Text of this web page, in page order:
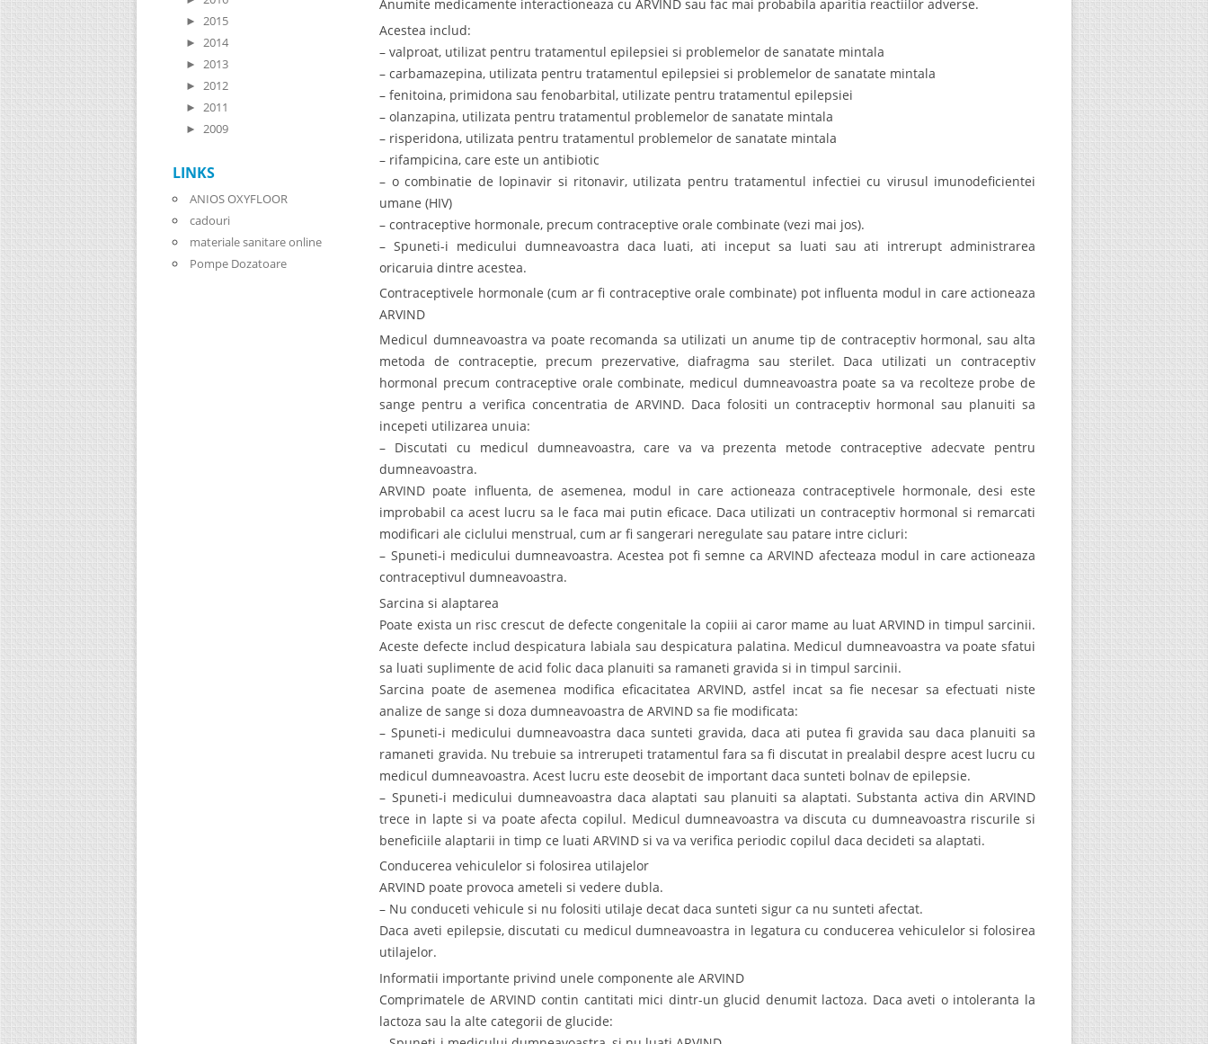
Anumite medicamente interactioneaza cu ARVIND sau fac mai probabila aparitia reactiilor adverse.
Acestea includ:
– valproat, utilizat pentru tratamentul epilepsiei si problemelor de sanatate mintala
– carbamazepina, utilizata pentru tratamentul epilepsiei si problemelor de sanatate mintala
– fenitoina, primidona sau fenobarbital, utilizate pentru tratamentul epilepsiei
– olanzapina, utilizata pentru tratamentul problemelor de sanatate mintala
– risperidona, utilizata pentru tratamentul problemelor de sanatate mintala
– rifampicina, care este un antibiotic
– o combinatie de lopinavir si ritonavir, utilizata pentru tratamentul infectiei cu virusul imunodeficientei
umane (HIV)
– contraceptive hormonale, precum contraceptive orale combinate (vezi mai jos).
– Spuneti-i medicului dumneavoastra daca luati, ati inceput sa luati sau ati intrerupt administrarea
oricaruia dintre acestea.
Contraceptivele hormonale (cum ar fi contraceptive orale combinate) pot influenta modul in care actioneaza
ARVIND
Medicul dumneavoastra va poate recomanda sa utilizati un anume tip de contraceptiv hormonal, sau alta
metoda de contraceptie, precum prezervative, diafragma sau sterilet. Daca utilizati un contraceptiv
hormonal precum contraceptive orale combinate, medicul dumneavoastra poate sa va recolteze probe de
sange pentru a verifica concentratia de ARVIND. Daca folositi un contraceptiv hormonal sau planuiti sa
incepeti utilizarea unuia:
– Discutati cu medicul dumneavoastra, care va va prezenta metode contraceptive adecvate pentru
dumneavoastra.
ARVIND poate influenta, de asemenea, modul in care actioneaza contraceptivele hormonale, desi este
improbabil ca acest lucru sa le faca mai putin eficace. Daca utilizati un contraceptiv hormonal si remarcati
modificari ale ciclului menstrual, cum ar fi sangerari neregulate sau patare intre cicluri:
– Spuneti-i medicului dumneavoastra. Acestea pot fi semne ca ARVIND afecteaza modul in care actioneaza
contraceptivul dumneavoastra.
Sarcina si alaptarea
Poate exista un risc crescut de defecte congenitale la copiii ai caror mame au luat ARVIND in timpul sarcinii.
Aceste defecte includ despicatura labiala sau despicatura palatina. Medicul dumneavoastra va poate sfatui
sa luati suplimente de acid folic daca planuiti sa ramaneti gravida si in timpul sarcinii.
Sarcina poate de asemenea modifica eficacitatea ARVIND, astfel incat sa fie necesar sa efectuati niste
analize de sange si doza dumneavoastra de ARVIND sa fie modificata:
– Spuneti-i medicului dumneavoastra daca sunteti gravida, daca ati putea fi gravida sau daca planuiti sa
ramaneti gravida. Nu trebuie sa intrerupeti tratamentul fara sa fi discutat in prealabil despre acest lucru cu
medicul dumneavoastra. Acest lucru este deosebit de important daca sunteti bolnav de epilepsie.
– Spuneti-i medicului dumneavoastra daca alaptati sau planuiti sa alaptati. Substanta activa din ARVIND
trece in lapte si va poate afecta copilul. Medicul dumneavoastra va discuta cu dumneavoastra riscurile si
beneficiile alaptarii in timp ce luati ARVIND si va va verifica periodic copilul daca decideti sa alaptati.
Conducerea vehiculelor si folosirea utilajelor
ARVIND poate provoca ameteli si vedere dubla.
– Nu conduceti vehicule si nu folositi utilaje decat daca sunteti sigur ca nu sunteti afectat.
Daca aveti epilepsie, discutati cu medicul dumneavoastra in legatura cu conducerea vehiculelor si folosirea
utilajelor.
Informatii importante privind unele componente ale ARVIND
Comprimatele de ARVIND contin cantitati mici dintr-un glucid denumit lactoza. Daca aveti o intoleranta la
lactoza sau la alte categorii de glucide:
► 2015
► 2014
► 2013
► 2012
► 2011
► 2009
LINKS
ANIOS OXYFLOOR
cadouri
materiale sanitare online
Pompe Dozatoare